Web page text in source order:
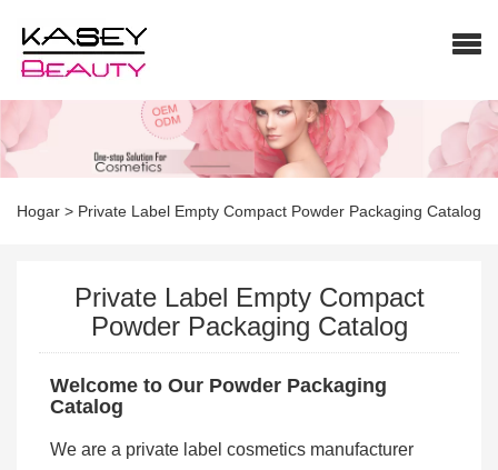
Hogar > Private Label Empty Compact Powder Packaging Catalog
Private Label Empty Compact
Powder Packaging Catalog
Welcome to Our Powder Packaging
Catalog
We are a private label cosmetics manufacturer